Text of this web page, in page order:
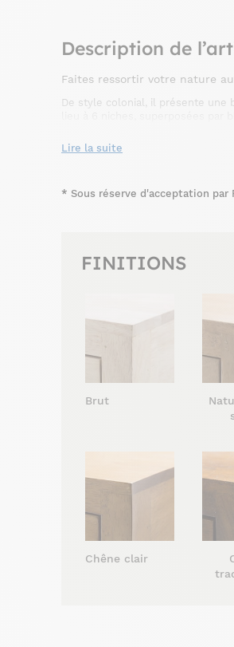
Description de
Faites ressortir votre nature
De style colonial, il présente une
140x45x58 cm,vous lui ferez une
Lire la suite
* Sous réserve d'acceptation
FINITIONS
Brut
Chêne clair